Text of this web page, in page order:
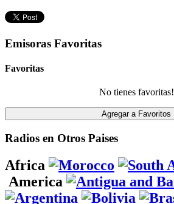
Emisoras Favoritas
Favoritas
No tienes favoritas!
Radios en Otros Paises
Africa
America